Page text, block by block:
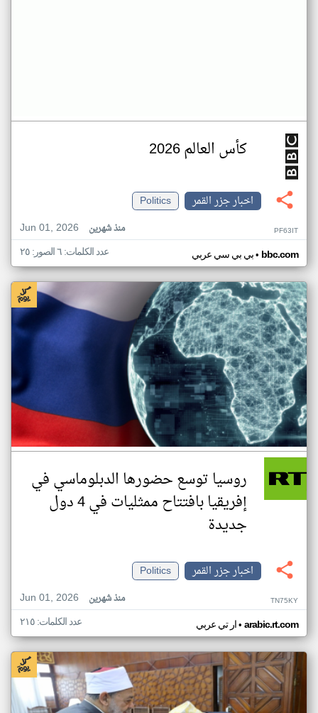
كأس العالم 2026
اخبار جزر القمر
Politics
Jun 01, 2026
منذ شهرين PF63IT
بي بي سي عربي• bbc.com عدد الكلمات: ٦ الصور: ٢٥
روسيا توسع حضورها الدبلوماسي في
إفريقيا بافتتاح ممثليات في 4 دول
جديدة
اخبار جزر القمر
Politics
Jun 01, 2026
منذ شهرين TN75KY
ار تي عربي• arabic.rt.com عدد الكلمات: ٢١٥